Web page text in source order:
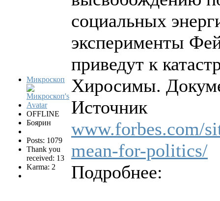
Микроскоп
OFFLINE
Боярин
Posts: 1079
Thank you
received: 13
Karma: 2
социальных
эксперименты
приведут к
Хиросимы.
Источник
www.forbes.com/
mean-for-politics/
Подробнее: